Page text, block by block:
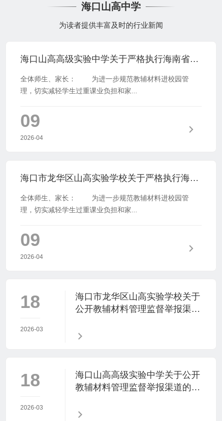
海口山高中学
为读者提供丰富及时的行业新闻
海口山高高级实验中学关于严格执行海南省中小学教辅材料管理 “十严禁” 规定的公告
全体师生、家长： 为进一步规范教辅材料进校园管
理，切实减轻学生过重课业负担和家...
09
2026-04
海口市龙华区山高实验学校关于严格执行海南省中小学教辅材料管理 “十严禁” 规定的公告
全体师生、家长： 为进一步规范教辅材料进校园管
理，切实减轻学生过重课业负担和家...
09
2026-04
18
2026-03
海口市龙华区山高实验学校关于
公开教辅材料管理监督举报渠道
18
2026-03
海口山高高级实验中学关于公开
教辅材料管理监督举报渠道的公